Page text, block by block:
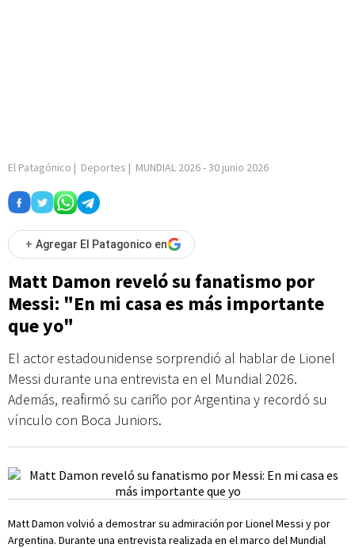
El Patagónico | Deportes | MUNDIAL 2026-30 junio 2026
+ Agregar El Patagonico en
Matt Damon reveló su fanatismo por
Messi: "En mi casa es más importante
que yo"
El actor estadounidense sorprendió al hablar de Lionel
Messi durante una entrevista en el Mundial 2026.
Además, reafirmó su cariño por Argentina y recordó su
vínculo con Boca Juniors.
Matt Damon volvió a demostrar su admiración por Lionel Messi y por
Argentina. Durante una entrevista realizada en el marco del Mundial